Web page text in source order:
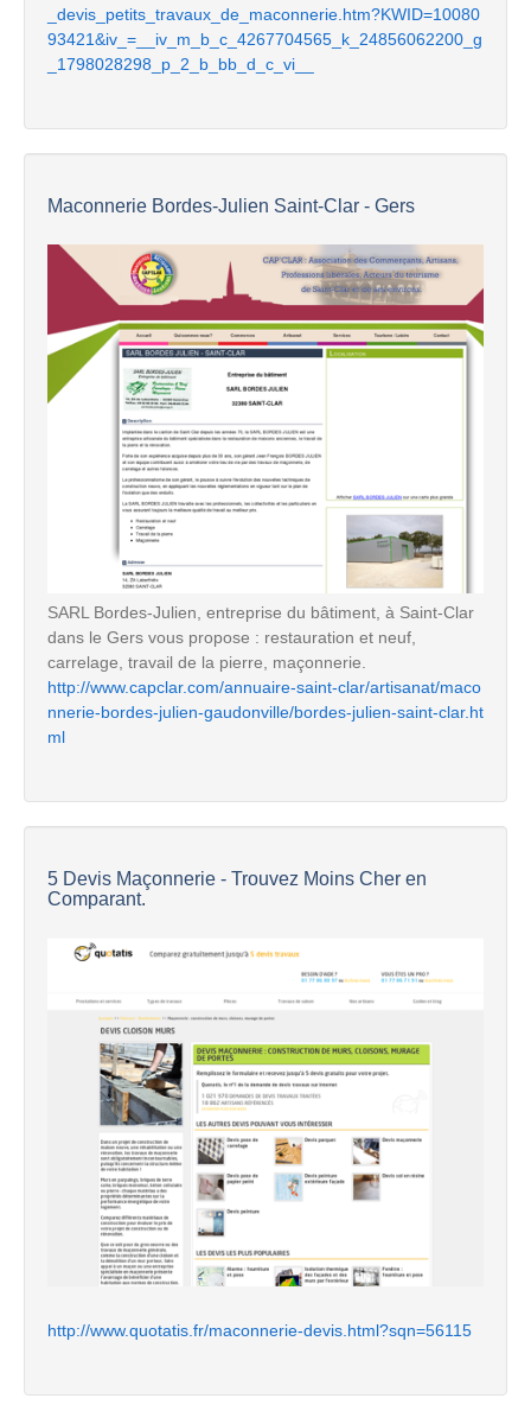
_devis_petits_travaux_de_maconnerie.htm?KWID=10080
93421&iv_=__iv_m_b_c_4267704565_k_24856062200_g
_1798028298_p_2_b_bb_d_c_vi__
Maconnerie Bordes-Julien Saint-Clar - Gers
SARL Bordes-Julien, entreprise du bâtiment, à Saint-Clar
dans le Gers vous propose : restauration et neuf,
carrelage, travail de la pierre, maçonnerie.
http://www.capclar.com/annuaire-saint-clar/artisanat/maco
nnerie-bordes-julien-gaudonville/bordes-julien-saint-clar.ht
ml
5 Devis Maçonnerie - Trouvez Moins Cher en
Comparant.
http://www.quotatis.fr/maconnerie-devis.html?sqn=56115